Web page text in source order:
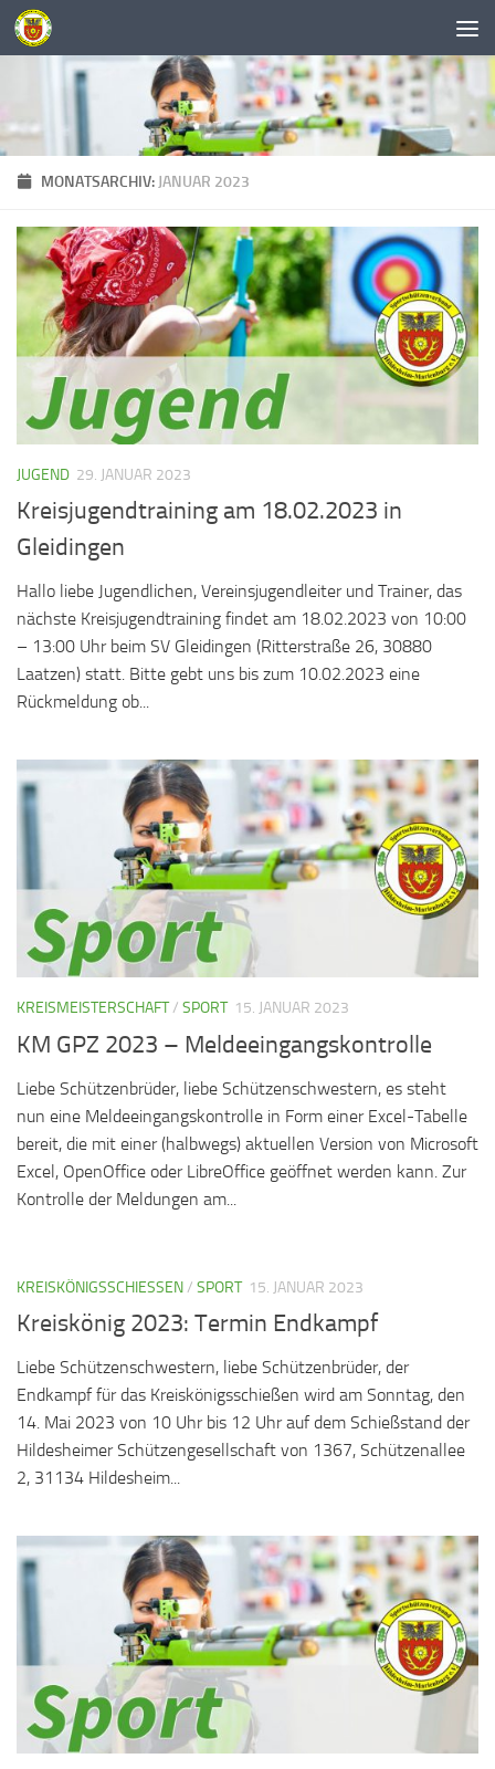
Unter dem Inhalt
MONATSARCHIV: JANUAR 2023
JUGEND 29. JANUAR 2023
Kreisjugendtraining am 18.02.2023 in
Gleidingen
Hallo liebe Jugendlichen, Vereinsjugendleiter und Trainer, das
nächste Kreisjugendtraining findet am 18.02.2023 von 10:00
– 13:00 Uhr beim SV Gleidingen (Ritterstraße 26, 30880
Laatzen) statt. Bitte gebt uns bis zum 10.02.2023 eine
Rückmeldung ob...
KREISMEISTERSCHAFT/ SPORT 15. JANUAR 2023
KM GPZ 2023 – Meldeeingangskontrolle
Liebe Schützenbrüder, liebe Schützenschwestern, es steht
nun eine Meldeeingangskontrolle in Form einer Excel-Tabelle
bereit, die mit einer (halbwegs) aktuellen Version von Microsoft
Excel, OpenOffice oder LibreOffice geöffnet werden kann. Zur
Kontrolle der Meldungen am...
KREISKÖNIGSSCHIESSEN / SPORT 15. JANUAR 2023
Kreiskönig 2023: Termin Endkampf
Liebe Schützenschwestern, liebe Schützenbrüder, der
Endkampf für das Kreiskönigsschießen wird am Sonntag, den
14. Mai 2023 von 10 Uhr bis 12 Uhr auf dem Schießstand der
Hildesheimer Schützengesellschaft von 1367, Schützenallee
2, 31134 Hildesheim...